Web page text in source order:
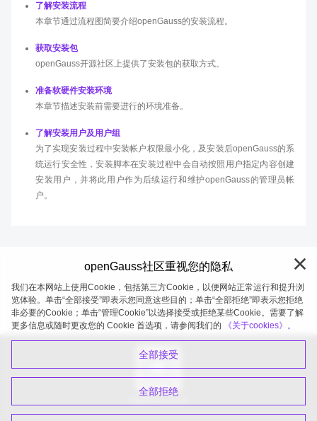
了解安装流程
本章节通过流程图简要介绍openGauss的安装流程。
获取安装包
openGauss开源社区上提供了安装包的获取方式。
准备软硬件安装环境
本章节描述安装前需要进行的环境准备。
了解安装用户及用户组
为了实现安装过程中安装帐户权限最小化，及安装后openGauss的系
统运行安全性，安装脚本在安装过程中会自动按照用户指定内容创建
安装用户，并将此用户作为后续运行和维护openGauss的管理员帐
户。
openGauss 2026-08-05 20:27:52
openGauss社区重视您的隐私
我们在本网站上使用Cookie，包括第三方Cookie，以便网站正常运行和提升浏
览体验。单击“全部接受”即表示您同意这些目的；单击“全部拒绝”即表示您拒绝
非必要的Cookie；单击“管理Cookie”以选择接受或拒绝某些Cookie。需要了解
更多信息或随时更改您的 Cookie 首选项，请参阅我们的
《关于cookies》。
全部接受
全部拒绝